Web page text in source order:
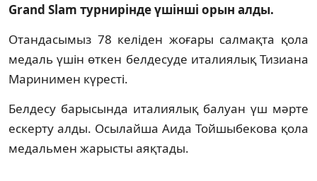
Grand Slam турнирінде үшінші орын алды.
Отандасымыз 78 келіден жоғары салмақта қола
медаль үшін өткен белдесуде италиялық Тизиана
Маринимен күресті.
Белдесу барысында италиялық балуан үш мәрте
ескерту алды. Осылайша Аида Тойшыбекова қола
медальмен жарысты аяқтады.